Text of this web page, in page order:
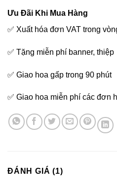
Ưu Đãi Khi Mua Hàng
✅ Xuất hóa đơn VAT trong
✅ Tặng miễn phí banner, thiệp
✅ Giao hoa gấp trong 90 phút
✅ Giao hoa miễn phí các đơn
ĐÁNH GIÁ (1)